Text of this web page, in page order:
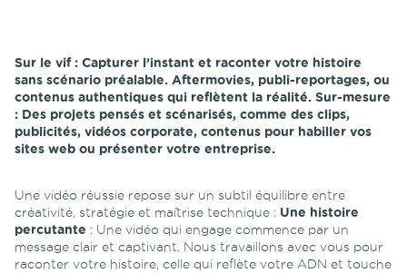
Sur le vif : Capturer l’instant et raconter votre histoire
sans scénario préalable. Aftermovies, publi-reportages, ou
contenus authentiques qui reflètent la réalité. Sur-mesure
: Des projets pensés et scénarisés, comme des clips,
publicités, vidéos corporate, contenus pour habiller vos
sites web ou présenter votre entreprise.
Une vidéo réussie repose sur un subtil équilibre entre
créativité, stratégie et maîtrise technique : Une histoire
percutante : Une vidéo qui engage commence par un
message clair et captivant. Nous travaillons avec vous pour
raconter votre histoire, celle qui reflète votre ADN et touche